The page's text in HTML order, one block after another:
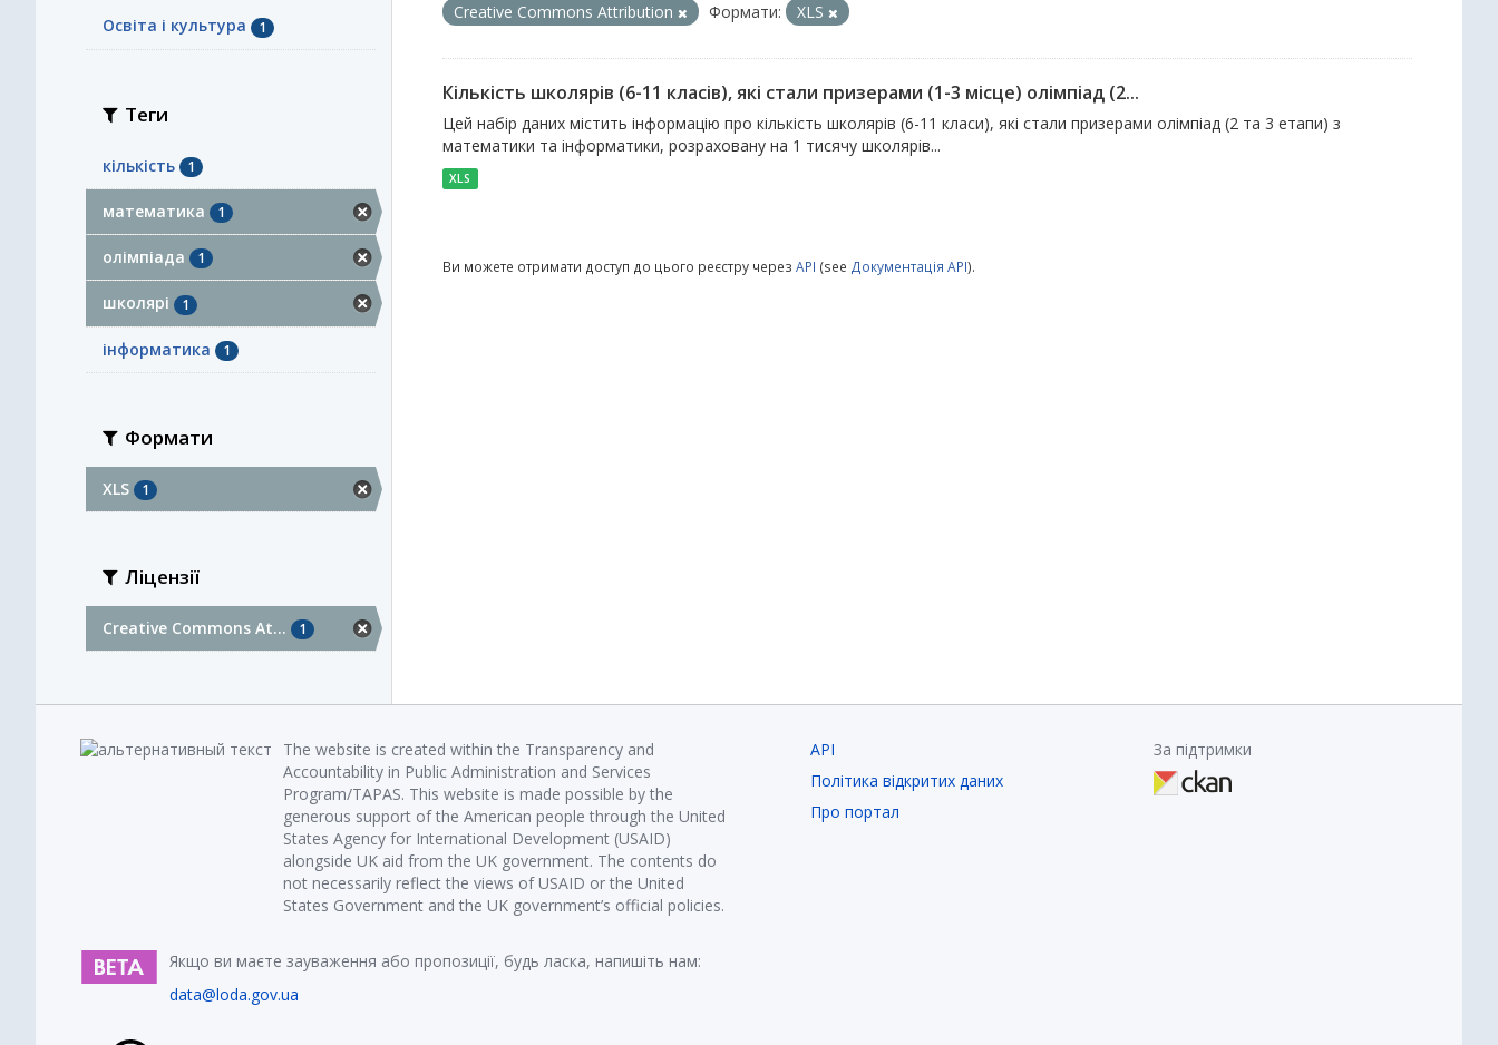
Освіта і культура 1
Теги
кількість 1
математика 1
олімпіада 1
школярі 1
інформатика 1
Формати
XLS 1
Ліцензії
Creative Commons At... 1
Creative Commons Attribution
Формати: XLS
Кількість школярів (6-11 класів), які стали призерами (1-3 місце) олімпіад (2...
Цей набір даних містить інформацію про кількість школярів (6-11 класи), які стали призерами олімпіад (2 та 3 етапи) з
математики та інформатики, розраховану на 1 тисячу школярів...
XLS
Ви можете отримати доступ до цього реєстру через API (see Документація API).
The website is created within the Transparency and
Accountability in Public Administration and Services
Program/TAPAS. This website is made possible by the
generous support of the American people through the United
States Agency for International Development (USAID)
alongside UK aid from the UK government. The contents do
not necessarily reflect the views of USAID or the United
States Government and the UK government’s official policies.
Якщо ви маєте зауваження або пропозиції, будь ласка, напишіть нам:
data@loda.gov.ua
API
Політика відкритих даних
Про портал
За підтримки